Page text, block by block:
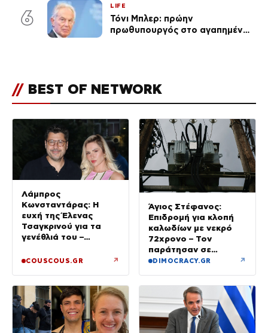
6
LIFE
Τόνι Μπλερ: πρώην
πρωθυπουργός στο αγαπημένο
// BEST OF NETWORK
Λάμπρος
Κωνσταντάρας: Η
ευχή της Έλενας
Τσαγκρινού για τα
γενέθλιά του –
COUSCOUS.GR ↗
Άγιος Στέφανος:
Επιδρομή για κλοπή
καλωδίων με νεκρό
72χρονο – Τον
παράτησαν σε
αυτοκίνητο οι δύο
DIMOCRACY.GR ↗